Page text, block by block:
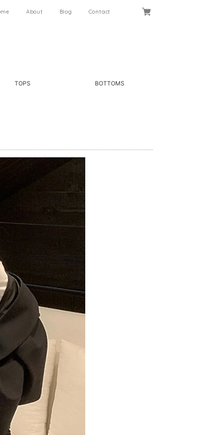
About Blog Contact
TOPS BOTTOMS